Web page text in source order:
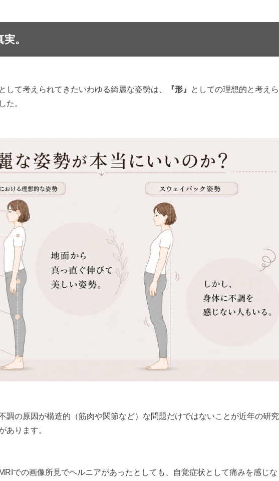
。
して考えられてきたいわゆる綺麗な姿勢は、 『形』
としての理想的と考えら
た。
調の原因が構造的（筋肉や関節など）な問題だけではないことが近年の研究
あります。
での画像所見でヘルニアがあったとしても、自覚症状として痛みを感じな